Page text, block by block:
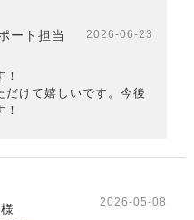
ート担当 2026-06-23
だけて嬉しいです。今後
2026-05-08